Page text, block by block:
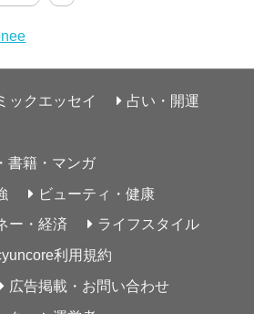
ックエッセイ
占い・開運
書籍・マンガ
ビューティ・健康
ー・経済
ライフスタイル
利用規約
広告掲載・お問い合わせ